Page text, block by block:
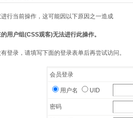
行当前操作，这可能因以下原因之一造成
用户组(CSS观客)无法进行此操作。
登录，请填写下面的登录表单后再尝试访问。
会员登录
用户名 UID
密码